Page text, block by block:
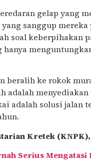
gelap yang
sanggup mereka
soal keberpihakan
beralih ke rokok
adalah
adalah solusi jalan
Kretek
Serius Mengatasi